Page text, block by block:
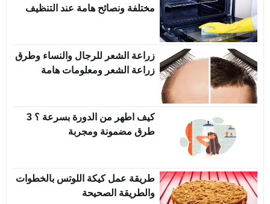
مختلفة ونصائح هامة عند التنظيف
زراعة الشعر للرجال والنساء وطرق
زراعة الشعر ومعلومات هامة
كيف اطهر من الدورة بسرعة ؟ 3
طرق مضمونة ومجربة
طريقة عمل كيكة اللوتس بالخطوات
والطريقة الصحيحة